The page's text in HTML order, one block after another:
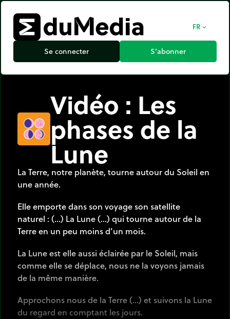
FR expand_more
Se connecter S’abonner
Vidéo : Les
phases de la
Lune
La Terre, notre planète, tourne autour du Soleil en
une année.
Elle emporte dans son voyage son satellite
naturel : (…) La Lune (…) qui tourne autour de la
Terre en un peu moins d’un mois.
La Lune est elle aussi éclairée par le Soleil, mais
comme elle se déplace, nous ne la voyons jamais
de la même manière.
Approchons nous de la Terre (…) et suivons la Lune
du regard en comptant les jours.